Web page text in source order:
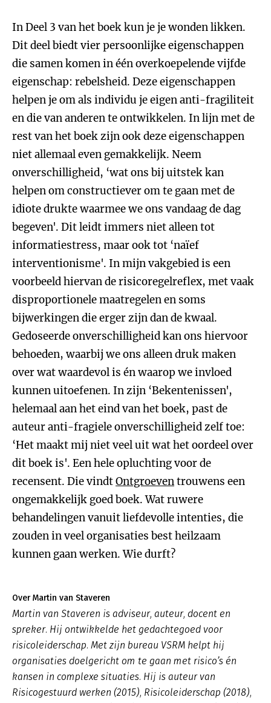
In Deel 3 van het boek kun je je wonden likken.
Dit deel biedt vier persoonlijke eigenschappen
die samen komen in één overkoepelende vijfde
eigenschap: rebelsheid. Deze eigenschappen
helpen je om als individu je eigen anti-fragiliteit
en die van anderen te ontwikkelen. In lijn met de
rest van het boek zijn ook deze eigenschappen
niet allemaal even gemakkelijk. Neem
onverschilligheid, ‘wat ons bij uitstek kan
helpen om constructiever om te gaan met de
idiote drukte waarmee we ons vandaag de dag
begeven'. Dit leidt immers niet alleen tot
informatiestress, maar ook tot ‘naïef
interventionisme'. In mijn vakgebied is een
voorbeeld hiervan de risicoregelreflex, met vaak
disproportionele maatregelen en soms
bijwerkingen die erger zijn dan de kwaal.
Gedoseerde onverschilligheid kan ons hiervoor
behoeden, waarbij we ons alleen druk maken
over wat waardevol is én waarop we invloed
kunnen uitoefenen. In zijn ‘Bekentenissen',
helemaal aan het eind van het boek, past de
auteur anti-fragiele onverschilligheid zelf toe:
‘Het maakt mij niet veel uit wat het oordeel over
dit boek is'. Een hele opluchting voor de
recensent. Die vindtOntgroeventrouwens een
ongemakkelijk goed boek. Wat ruwere
behandelingen vanuit liefdevolle intenties, die
zouden in veel organisaties best heilzaam
kunnen gaan werken. Wie durft?
Over Martin van Staveren
Martin van Staveren is adviseur, auteur, docent en
spreker. Hij ontwikkelde het gedachtegoed voor
risicoleiderschap. Met zijn bureau VSRM helpt hij
organisaties doelgericht om te gaan met risico’s én
kansen in complexe situaties. Hij is auteur van
Risicogestuurd werken (2015), Risicoleiderschap (2018),